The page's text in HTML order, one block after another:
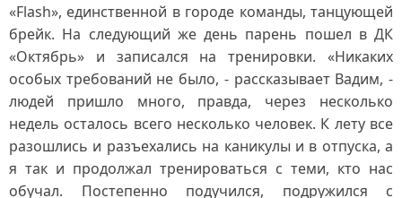
«Flash», единственной в городе команды, танцующей
брейк. На следующий же день парень пошел в ДК
«Октябрь» и записался на тренировки. «Никаких
особых требований не было, - рассказывает Вадим, -
людей пришло много, правда, через несколько
недель осталось всего несколько человек. К лету все
разошлись и разъехались на каникулы и в отпуска, а
я так и продолжал тренироваться с теми, кто нас
обучал. Постепенно подучился, подружился с